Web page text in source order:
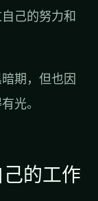
己的努力和
期，但也因
光。
的工作